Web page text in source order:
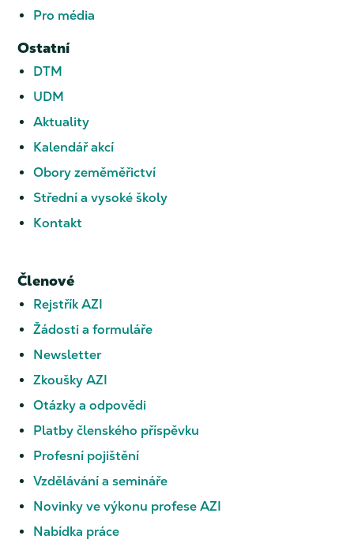
Pro média
Ostatní
DTM
UDM
Aktuality
Kalendář akcí
Obory zeměměřictví
Střední a vysoké školy
Kontakt
Členové
Rejstřík AZI
Žádosti a formuláře
Newsletter
Zkoušky AZI
Otázky a odpovědi
Platby členského příspěvku
Profesní pojištění
Vzdělávání a semináře
Novinky ve výkonu profese AZI
Nabídka práce